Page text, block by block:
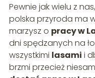
Pewnie jak wielu z
polska przyroda ma
marzysz o pracy w
dni spędzanych na
wszystkimi lasami i
brzmi przecież